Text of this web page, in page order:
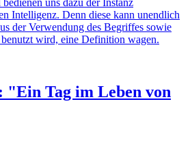
uns dazu der Instanz
Intelligenz. Denn diese kann unendlich
der Verwendung des Begriffes sowie
wird, eine Definition wagen.
Tag im Leben von